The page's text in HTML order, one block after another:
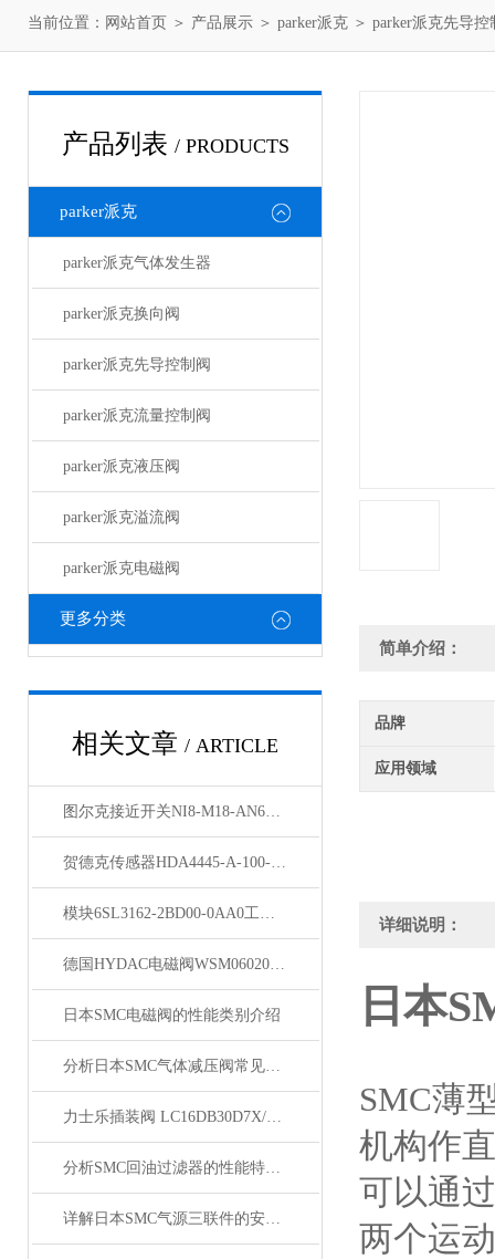
当前位置： 网站首页 ＞ 产品展示 ＞ parker派克 ＞ parker派克先导控
产品列表 / PRODUCTS
parker派克
parker派克气体发生器
parker派克换向阀
parker派克先导控制阀
parker派克流量控制阀
parker派克液压阀
parker派克溢流阀
parker派克电磁阀
更多分类
相关文章 / ARTICLE
图尔克接近开关NI8-M18-AN6X-H1141仓库发货
贺德克传感器HDA4445-A-100-000零售
模块6SL3162-2BD00-0AA0工作原理
德国HYDAC电磁阀WSM06020W-01-C-N-24DC型号
日本SMC电磁阀的性能类别介绍
分析日本SMC气体减压阀常见故障与处理措施
​力士乐插装阀 LC16DB30D7X/现货
分析SMC回油过滤器的性能特点与安装要求
详解日本SMC气源三联件的安装方法与特点
简单介绍：
品牌
应用领域
详细说明：
日本
SMC薄
机构作
可以通
两个运